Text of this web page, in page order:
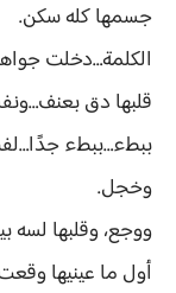
جسمها كله سكن.
الكلمة…دخلت
قلبها دق
ببطء…ببطء
وخجل.
ووجع، وقلبها لسه
أول ما عينيها